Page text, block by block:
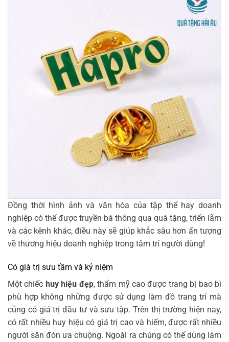
Đồng thời hình ảnh và văn hóa của tập thể hay doanh
nghiệp có thể được truyền bá thông qua quà tặng, triển lãm
và các kênh khác, điều này sẽ giúp khắc sâu hơn ấn tượng
về thương hiệu doanh nghiệp trong tâm trí người dùng!
Có giá trị sưu tầm và kỷ niệm
Một chiếc huy hiệu đẹp, thẩm mỹ cao được trang bị bao bì
phù hợp không những được sử dụng làm đồ trang trí mà
cũng có giá trị đầu tư và sưu tập. Trên thị trường hiện nay,
có rất nhiều huy hiệu có giá trị cao và hiếm, được rất nhiều
người săn đón ưa chuộng. Ngoài ra chúng có thể dùng làm